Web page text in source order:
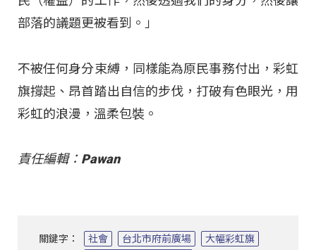
部落的議題更被看到。」
不被任何身分束縛，同樣能為原民事務付出，彩虹
旗撐起、昂首踏出自信的步伐，打破有色眼光，用
彩虹的浪漫，溫柔包裝。
責任編輯：Pawan
關鍵字： 社會 台北市府前廣場
大幅彩虹旗